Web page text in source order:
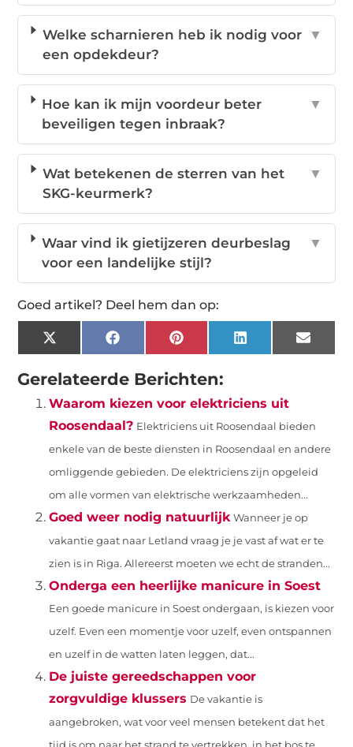
Welke scharnieren heb ik nodig voor
een opdekdeur?
▼
Hoe kan ik mijn voordeur beter
beveiligen tegen inbraak?
▼
Wat betekenen de sterren van het
SKG-keurmerk?
▼
Waar vind ik gietijzeren deurbeslag
voor een landelijke stijl?
▼
Goed artikel? Deel hem dan op:
X
(Twitter)
FacebookPinterestLinkedInEmail
Gerelateerde Berichten:
Waarom kiezen voor elektriciens uit
Roosendaal? Elektriciens uit Roosendaal bieden
enkele van de beste diensten in Roosendaal en andere
omliggende gebieden. De elektriciens zijn opgeleid
om alle vormen van elektrische werkzaamheden...
Goed weer nodig natuurlijk Wanneer je op
vakantie gaat naar Letland vraag je je vast af wat er te
zien is in Riga. Allereerst moeten we echt de stranden...
Onderga een heerlijke manicure in Soest
Een goede manicure in Soest ondergaan, is kiezen voor
uzelf. Even een momentje voor uzelf, even ontspannen
en uzelf in de watten laten leggen, dat...
De juiste gereedschappen voor
zorgvuldige klussers De vakantie is
aangebroken, wat voor veel mensen betekent dat het